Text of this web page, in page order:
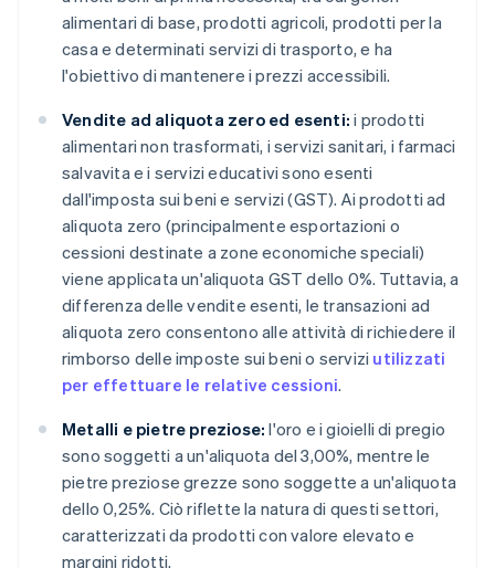
alimentari di base, prodotti agricoli, prodotti per la
casa e determinati servizi di trasporto, e ha
l'obiettivo di mantenere i prezzi accessibili.
Vendite ad aliquota zero ed esenti: i prodotti
alimentari non trasformati, i servizi sanitari, i farmaci
salvavita e i servizi educativi sono esenti
dall'imposta sui beni e servizi (GST). Ai prodotti ad
aliquota zero (principalmente esportazioni o
cessioni destinate a zone economiche speciali)
viene applicata un'aliquota GST dello 0%. Tuttavia, a
differenza delle vendite esenti, le transazioni ad
aliquota zero consentono alle attività di richiedere il
rimborso delle imposte sui beni o servizi utilizzati
per effettuare le relative cessioni.
Metalli e pietre preziose: l'oro e i gioielli di pregio
sono soggetti a un'aliquota del 3,00%, mentre le
pietre preziose grezze sono soggette a un'aliquota
dello 0,25%. Ciò riflette la natura di questi settori,
caratterizzati da prodotti con valore elevato e
margini ridotti.